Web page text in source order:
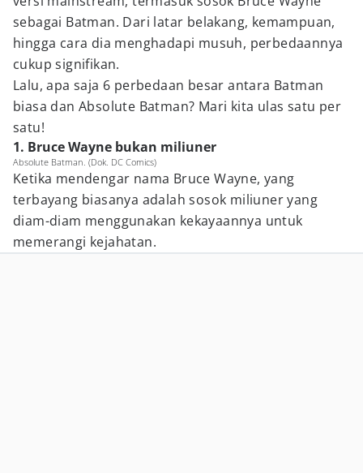
sebagai Batman. Dari latar belakang, kemampuan,
hingga cara dia menghadapi musuh, perbedaannya
cukup signifikan.
Lalu, apa saja 6 perbedaan besar antara Batman
biasa dan Absolute Batman? Mari kita ulas satu per
satu!
1. Bruce Wayne bukan miliuner
Absolute Batman. (Dok. DC Comics)
Ketika mendengar nama Bruce Wayne, yang
terbayang biasanya adalah sosok miliuner yang
diam-diam menggunakan kekayaannya untuk
memerangi kejahatan.